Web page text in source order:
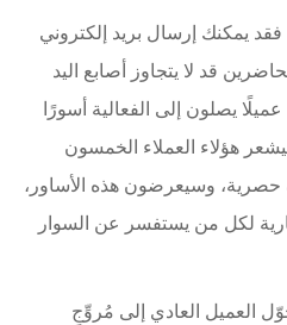
يمكنك إرسال بريد إلكتروني
قد لا يتجاوز أصابع اليد
الواحدة. أما إذا قدَّمتَ لأول ٥٠ عميلًا يصلون إلى الفعالية أسورًا
هؤلاء العملاء الخمسون
حصرية، وسيعرضون هذه الأساور،
لكل من يستفسر عن السوار
العميل العادي إلى مُروِّجٍ